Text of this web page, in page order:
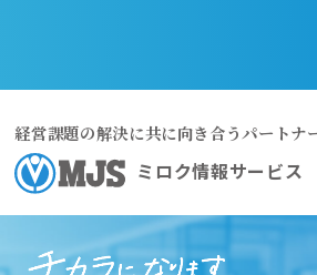
経営課題の解決に共に向き合うパートナ
ミロク情報サービス